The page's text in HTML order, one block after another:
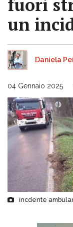
fuori
un
Daniela
04 Gennaio 2025
incdente